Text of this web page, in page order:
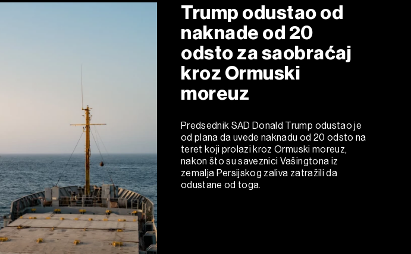
Trump odustao od
naknade od 20
odsto za saobraćaj
kroz Ormuski
moreuz
Predsednik SAD Donald Trump odustao je
od plana da uvede naknadu od 20 odsto na
teret koji prolazi kroz Ormuski moreuz,
nakon što su saveznici Vašingtona iz
zemalja Persijskog zaliva zatražili da
odustane od toga.